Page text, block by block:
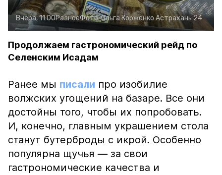
Вчера, 11:00РазноеФото:Ольга Корженко Астрахань 24
Продолжаем гастрономический рейд по
Селенским Исадам
Ранее мы писали про изобилие
волжских угощений на базаре. Все они
достойны того, чтобы их попробовать.
И, конечно, главным украшением стола
станут бутерброды с икрой. Особенно
популярна щучья — за свои
гастрономические качества и